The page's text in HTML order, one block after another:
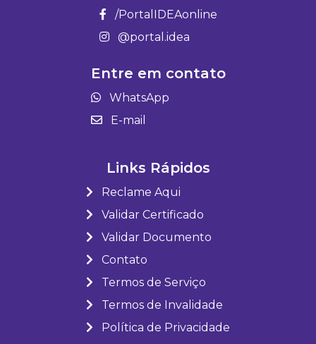
/PortalIDEAonline
@portal.idea
Entre em contato
WhatsApp
E-mail
Links Rápidos
Reclame Aqui
Validar Certificado
Validar Documento
Contato
Termos de Serviço
Termos de Invalidade
Política de Privacidade